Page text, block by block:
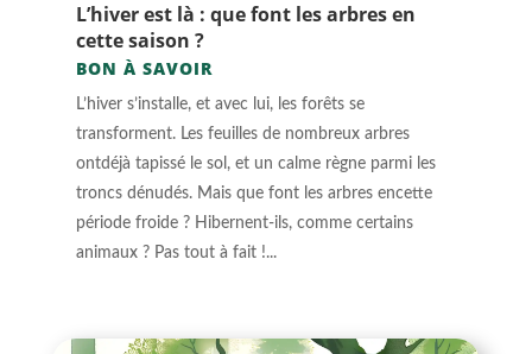
L’hiver est là : que font les arbres en
cette saison ?
BON À SAVOIR
L’hiver s’installe, et avec lui, les forêts se
transforment. Les feuilles de nombreux arbres
ontdéjà tapissé le sol, et un calme règne parmi les
troncs dénudés. Mais que font les arbres encette
période froide ? Hibernent-ils, comme certains
animaux ? Pas tout à fait !...